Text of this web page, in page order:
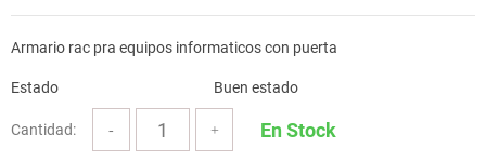
Armario rac pra equipos informaticos con puerta
Estado Buen estado
Cantidad: En Stock